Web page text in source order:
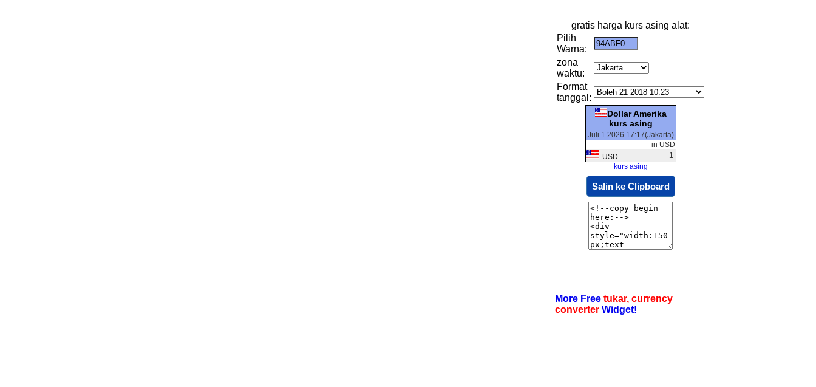
gratis harga kurs asing alat:
Pilih
Warna:
zona
waktu:
Format
tanggal:
Dollar Amerika
kurs asing
Juli 1 2026 17:17(Jakarta)
in USD
USD
1
kurs asing
Salin ke Clipboard
More Free tukar, currency
converter Widget!